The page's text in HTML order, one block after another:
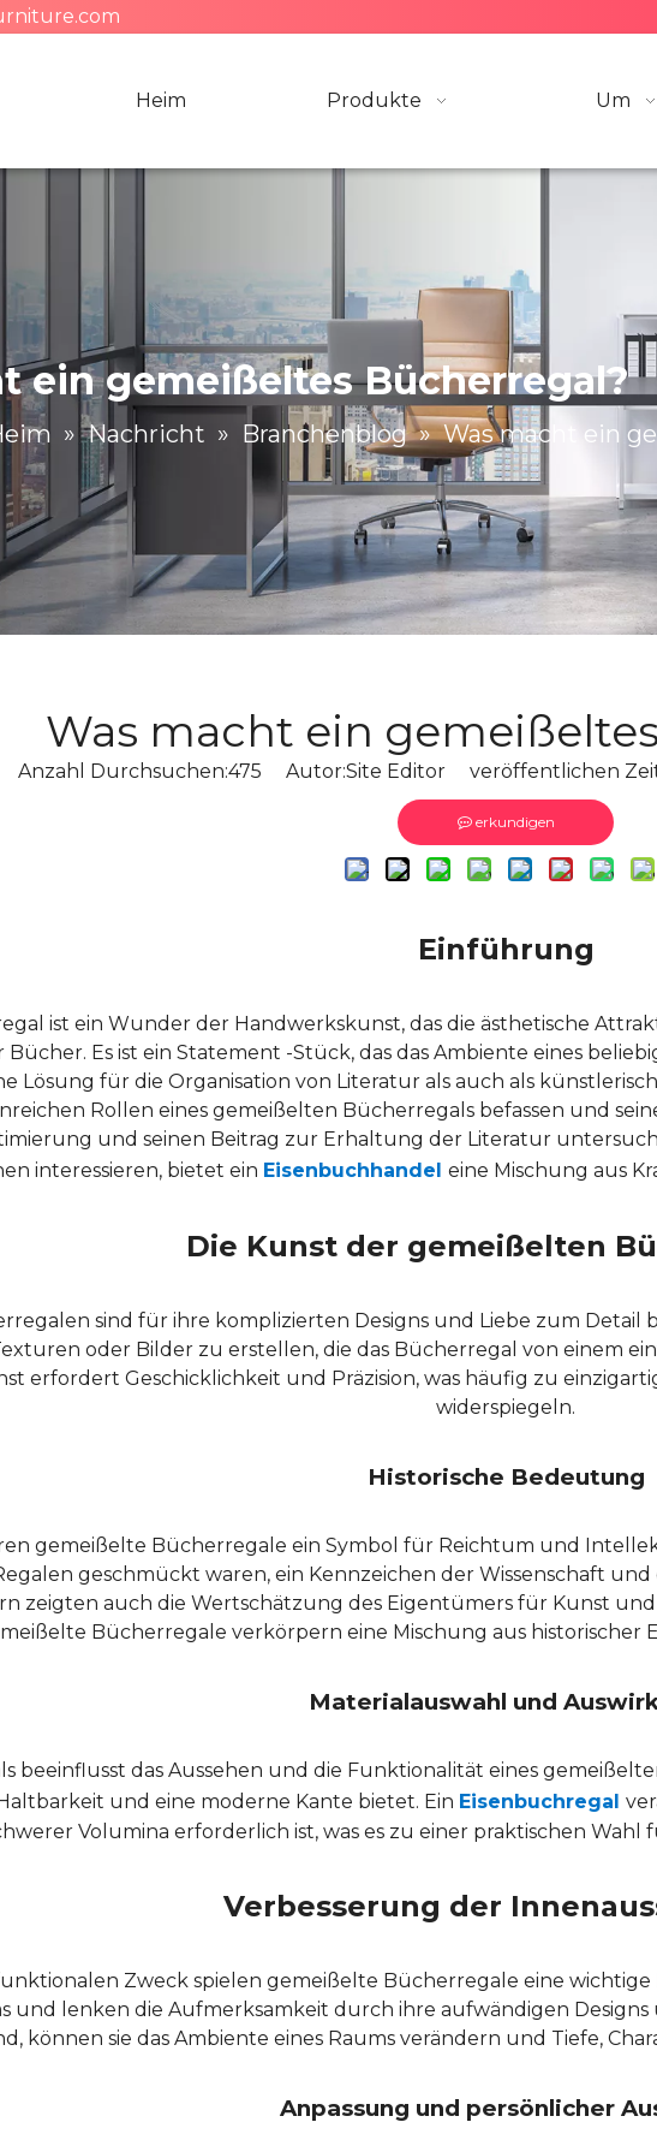
Heim Produkte Um
ein gemeißeltes Bücherregal?
» Nachricht » Branchenblog » Was macht ein
Was macht ein
Anzahl Durchsuchen:475 Autor:Site Editor veröffentlichen
erkundigen
Einführung
ist ein Wunder der Handwerkskunst, das die ästhetische
Es ist ein Statement -Stück, das das Ambiente eines
Lösung für die Organisation von Literatur als auch als
Rollen eines gemeißelten Bücherregals befassen und
und seinen Beitrag zur Erhaltung der Literatur
interessieren, bietet ein Eisenbuchhandel eine Mischung aus
Die Kunst der gemeißelten
sind für ihre komplizierten Designs und Liebe zum Detail
oder Bilder zu erstellen, die das Bücherregal von einem
erfordert Geschicklichkeit und Präzision, was häufig zu
widerspiegeln.
Historische Bedeutung
gemeißelte Bücherregale ein Symbol für Reichtum und
geschmückt waren, ein Kennzeichen der Wissenschaft
zeigten auch die Wertschätzung des Eigentümers für Kunst
Bücherregale verkörpern eine Mischung aus historischer
Materialauswahl und
beeinflusst das Aussehen und die Funktionalität eines
und eine moderne Kante bietet. Ein Eisenbuchregal
Volumina erforderlich ist, was es zu einer praktischen
Verbesserung der
Zweck spielen gemeißelte Bücherregale eine
und lenken die Aufmerksamkeit durch ihre aufwändigen
können sie das Ambiente eines Raums verändern und Tiefe,
Anpassung und persönlicher